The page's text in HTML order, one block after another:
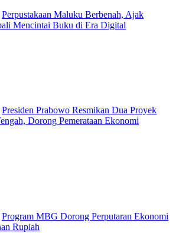
Perpustakaan Maluku Berbenah, Ajak
Mencintai Buku di Era Digital
Presiden Prabowo Resmikan Dua Proyek
Dorong Pemerataan Ekonomi
Program MBG Dorong Perputaran Ekonomi
Rupiah